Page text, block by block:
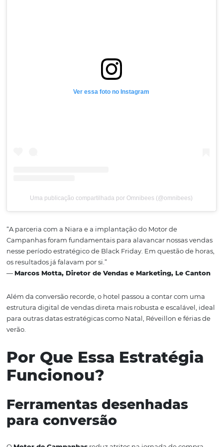
Com a campanha no ar logo na manhã seguinte à
imediatos. Em apenas 24 horas, o Le
registrou um crescimento de1000% no volume de
Ver essa foto no Instagram